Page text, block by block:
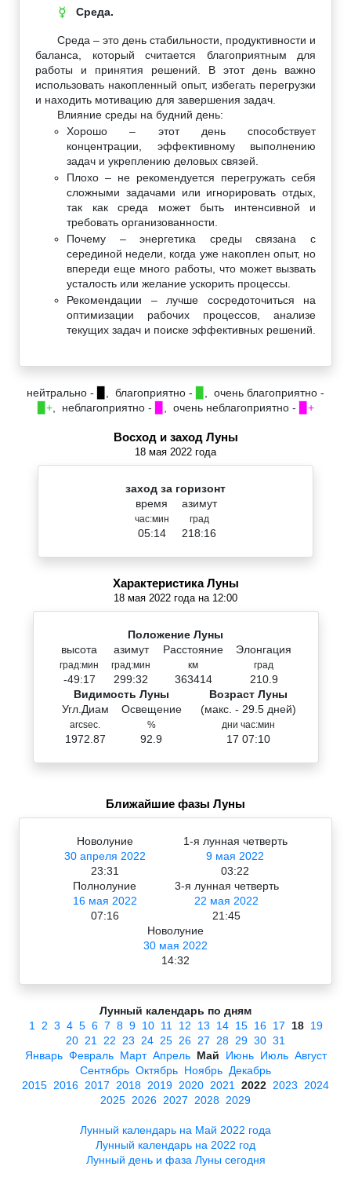
☿ Среда.
Среда – это день стабильности, продуктивности и
баланса, который считается благоприятным для
работы и принятия решений. В этот день важно
использовать накопленный опыт, избегать перегрузки
и находить мотивацию для завершения задач.
Влияние среды на будний день:
Хорошо – этот день способствует
концентрации, эффективному выполнению
задач и укреплению деловых связей.
Плохо – не рекомендуется перегружать себя
сложными задачами или игнорировать отдых,
так как среда может быть интенсивной и
требовать организованности.
Почему – энергетика среды связана с
серединой недели, когда уже накоплен опыт, но
впереди еще много работы, что может вызвать
усталость или желание ускорить процессы.
Рекомендации – лучше сосредоточиться на
оптимизации рабочих процессов, анализе
текущих задач и поиске эффективных решений.
нейтрально - , благоприятно -
, очень благоприятно -
▉+, неблагоприятно - , очень неблагоприятно - ▉+
Восход и заход Луны
18 мая 2022 года
заход за горизонт
время
час:мин
05:14
азимут
град
218:16
Характеристика Луны
18 мая 2022 года на 12:00
Положение Луны
высота
град:мин
-49:17
азимут
град:мин
299:32
Расстояние
км
363414
Элонгация
град
210.9
Видимость Луны
Угл.Диам
arcsec.
1972.87
Освещение
%
92.9
Возраст Луны
(макс. - 29.5 дней)
дни час:мин
17 07:10
Ближайшие фазы Луны
Новолуние
30 апреля 2022
23:31
1-я лунная четверть
9 мая 2022
03:22
Полнолуние
16 мая 2022
07:16
3-я лунная четверть
22 мая 2022
21:45
Новолуние
30 мая 2022
14:32
Лунный календарь по дням
1
2 3 4 5 6 7 8 9 10 11 12 13 14 15 16 17 18 19
20 21 22 23 24 25 26 27 28 29 30 31
Январь Февраль Март Апрель Май Июнь Июль Август
Сентябрь Октябрь Ноябрь Декабрь
2015 2016 2017 2018 2019 2020 2021 2022 2023
2024
2025 2026 2027 2028 2029
Лунный календарь на Май 2022 года
Лунный календарь на 2022 год
Лунный день и фаза Луны сегодня